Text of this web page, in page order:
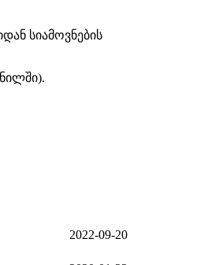
სიამოვნების
2022-09-20